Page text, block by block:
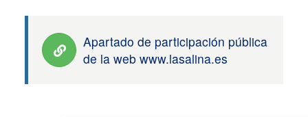
Apartado de participación pública
de la web www.lasalina.es